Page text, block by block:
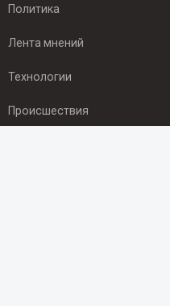
Политика
Лента мнений
Технологии
Происшествия